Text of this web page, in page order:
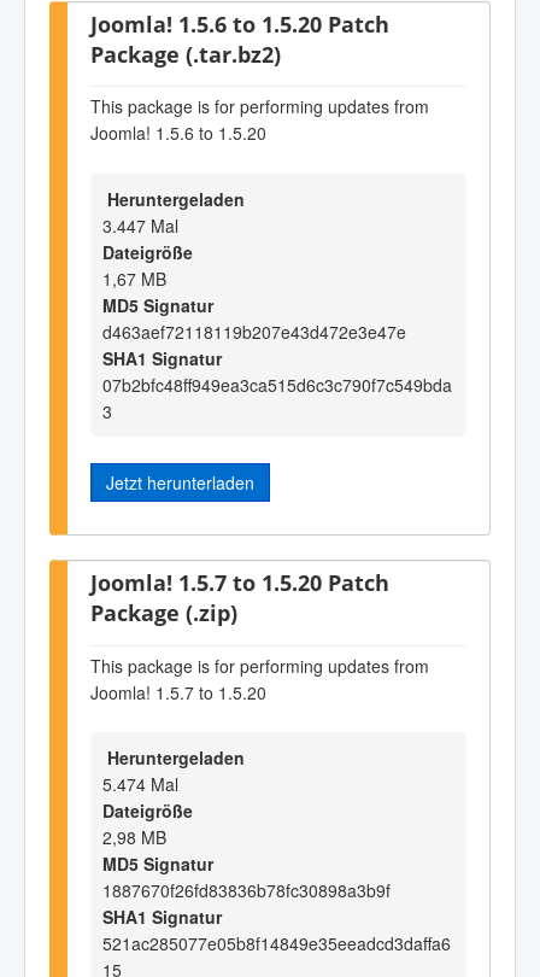
Joomla! 1.5.6 to 1.5.20 Patch
Package (.tar.bz2)
This package is for performing updates from
Joomla! 1.5.6 to 1.5.20
Heruntergeladen
3.447 Mal
Dateigröße
1,67 MB
MD5 Signatur
d463aef72118119b207e43d472e3e47e
SHA1 Signatur
07b2bfc48ff949ea3ca515d6c3c790f7c549bda
3
Jetzt herunterladen
Joomla! 1.5.7 to 1.5.20 Patch
Package (.zip)
This package is for performing updates from
Joomla! 1.5.7 to 1.5.20
Heruntergeladen
5.474 Mal
Dateigröße
2,98 MB
MD5 Signatur
1887670f26fd83836b78fc30898a3b9f
SHA1 Signatur
521ac285077e05b8f14849e35eeadcd3daffa6
15